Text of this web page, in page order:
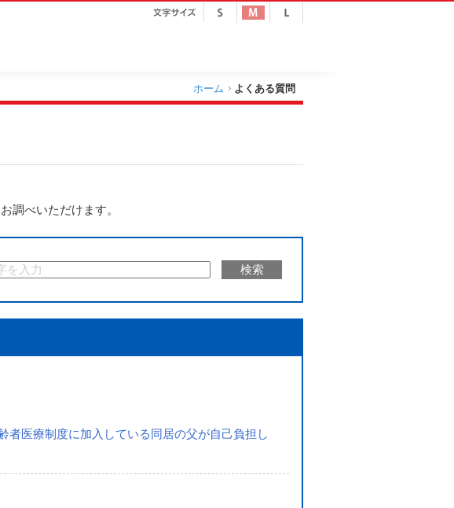
ホーム よくある質問
調べいただけます。
検索
者医療制度に加入している同居の父が自己負担し